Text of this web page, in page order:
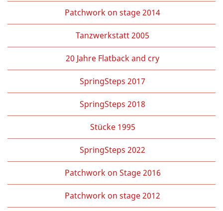
Patchwork on stage 2014
Tanzwerkstatt 2005
20 Jahre Flatback and cry
SpringSteps 2017
SpringSteps 2018
Stücke 1995
SpringSteps 2022
Patchwork on Stage 2016
Patchwork on stage 2012